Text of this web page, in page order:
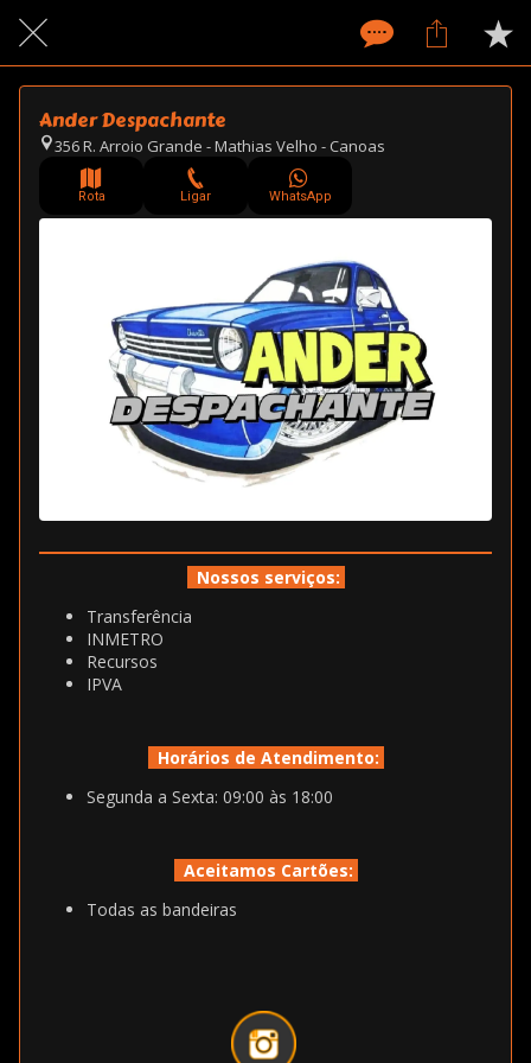
Ander Despachante
356 R. Arroio Grande - Mathias Velho - Canoas
Rota Ligar WhatsApp
Nossos serviços:
Transferência
INMETRO
Recursos
IPVA
Horários de Atendimento:
Segunda a Sexta: 09:00 às 18:00
Aceitamos Cartões:
Todas as bandeiras